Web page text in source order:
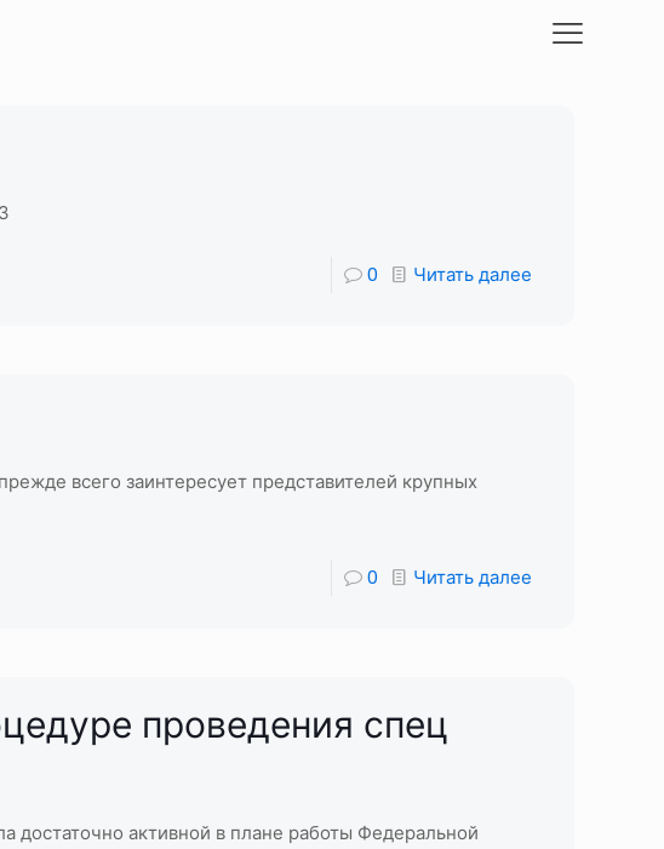
0 Читать далее
всего заинтересует представителей крупных
0 Читать далее
проведения спец
достаточно активной в плане работы Федеральной